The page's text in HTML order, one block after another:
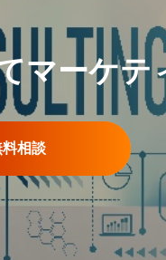
マーケテ
相談